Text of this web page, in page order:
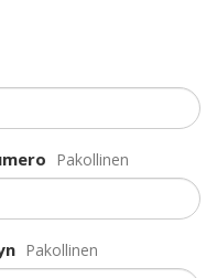
Pakollinen
Pakollinen